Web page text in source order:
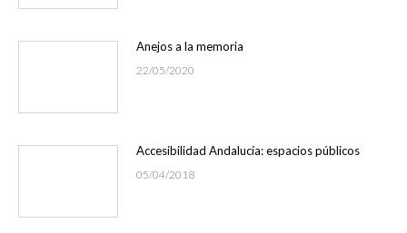
Anejos a la memoria
22/05/2020
Accesibilidad Andalucía: espacios públicos
05/04/2018